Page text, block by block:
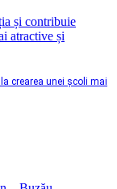
crearea unei școli mai